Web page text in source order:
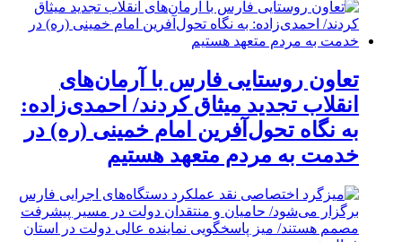
تعاون روستایی فارس با آرمان‌های
انقلاب تجدید میثاق کردند/ احمدی‌زاده:
به نگاه تحول‌آفرین امام خمینی (ره) در
خدمت به مردم متعهد هستیم